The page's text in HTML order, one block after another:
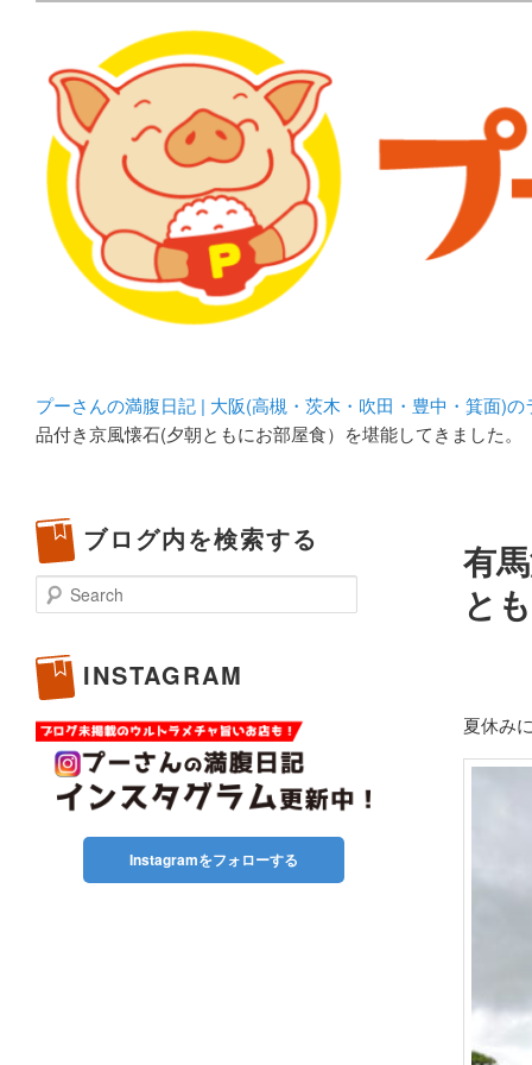
プーさんの満腹日記 |
豊中・箕面)のランチ＆
化してます。
プーさんの満腹日記 | 大阪(高槻・茨木・吹田・豊中・箕面)
品付き京風懐石(夕朝ともにお部屋食）を堪能してきました。
有
と
夏休み
ブログ内を検索する
Search
INSTAGRAM
Instagramをフォローする